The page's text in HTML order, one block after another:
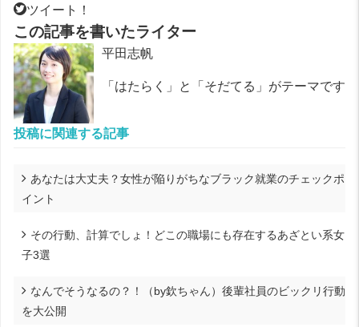
ツイート！
この記事を書いたライター
平田志帆
「はたらく」と「そだてる」がテーマです
投稿に関連する記事
あなたは大丈夫？女性が陥りがちなブラック就業のチェックポ
イント
その行動、計算でしょ！どこの職場にも存在するあざとい系女
子3選
なんでそうなるの？！（by欽ちゃん）後輩社員のビックリ行動
を大公開